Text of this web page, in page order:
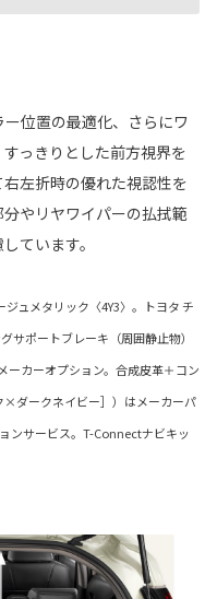
位置の最適化、さらにワ
っきりとした前方視界を
左折時の優れた視認性を
やリヤワイパーの払拭範
ています。
ュメタリック〈4Y3〉。トヨタ チ
サポートブレーキ（周囲静止物）
ーカーオプション。合成皮革＋コン
×ダークネイビー］）はメーカーパ
ンサービス。T-Connectナビキッ